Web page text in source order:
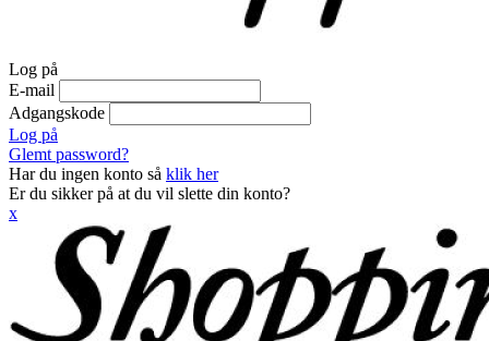
Log på
E-mail
Adgangskode
Log på
Glemt password?
Har du ingen konto så klik her
Er du sikker på at du vil slette din konto?
x